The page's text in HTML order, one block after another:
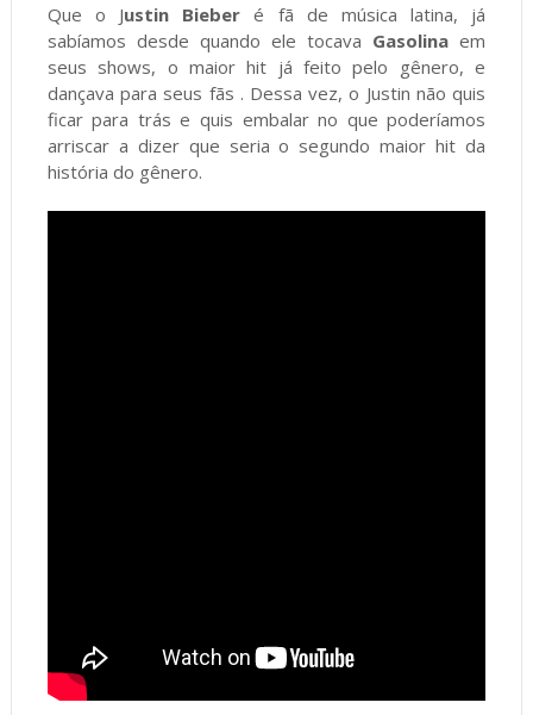
Que o Justin Bieber é fã de música latina, já
sabíamos desde quando ele tocava Gasolina em
seus shows, o maior hit já feito pelo gênero, e
dançava para seus fãs . Dessa vez, o Justin não quis
ficar para trás e quis embalar no que poderíamos
arriscar a dizer que seria o segundo maior hit da
história do gênero.